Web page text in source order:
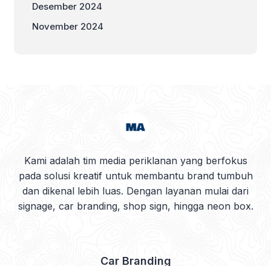
Desember 2024
November 2024
Kami adalah tim media periklanan yang berfokus
pada solusi kreatif untuk membantu brand tumbuh
dan dikenal lebih luas. Dengan layanan mulai dari
signage, car branding, shop sign, hingga neon box.
Car Branding